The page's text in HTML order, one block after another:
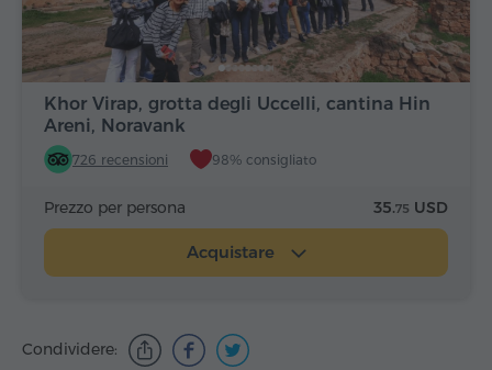
Khor Virap, grotta degli Uccelli, cantina Hin
Areni, Noravank
726 recensioni 98% consigliato
Prezzo per persona 35.75 USD
Acquistare
Condividere: